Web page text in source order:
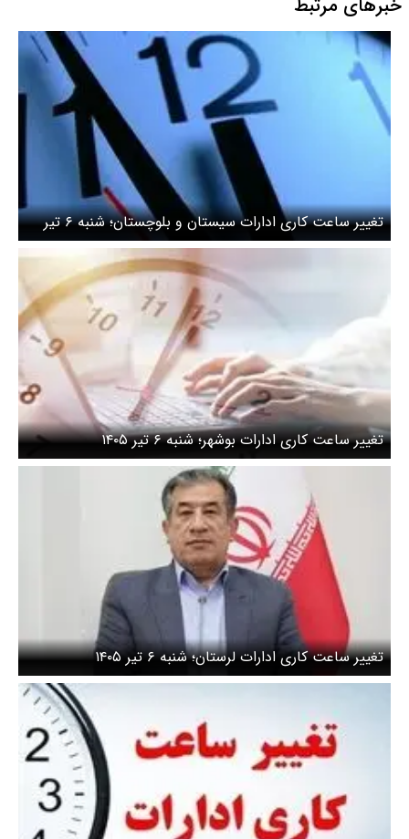
خبرهای مرتبط
تغییر ساعت کاری ادارات سیستان و بلوچستان؛ شنبه ۶ تیر
۱۴۰۵
تغییر ساعت کاری ادارات بوشهر؛ شنبه ۶ تیر ۱۴۰۵
تغییر ساعت کاری ادارات لرستان؛ شنبه ۶ تیر ۱۴۰۵